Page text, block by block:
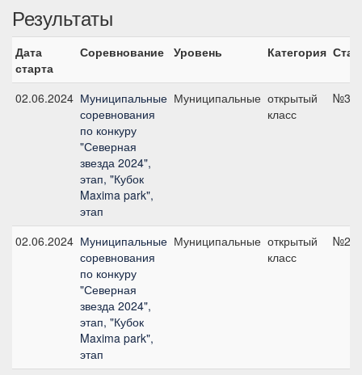
Результаты
Дата
старта
Соревнование Уровень Категория
02.06.2024 Муниципальные
соревнования
по конкуру
"Северная
звезда 2024",
этап, "Кубок
Maxima park",
этап
Муниципальные открытый
класс
№3,
02.06.2024 Муниципальные
соревнования
по конкуру
"Северная
звезда 2024",
этап, "Кубок
Maxima park",
этап
Муниципальные открытый
класс
№2,